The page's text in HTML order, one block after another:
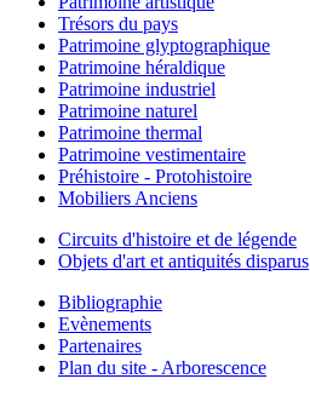
Trésors du pays
Patrimoine glyptographique
Patrimoine héraldique
Patrimoine industriel
Patrimoine naturel
Patrimoine thermal
Patrimoine vestimentaire
Préhistoire - Protohistoire
Mobiliers Anciens
Circuits d'histoire et de légende
Objets d'art et antiquités disparus
Bibliographie
Evènements
Partenaires
Plan du site - Arborescence